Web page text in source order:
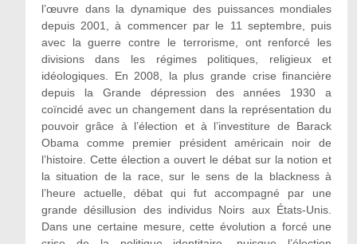
l’œuvre dans la dynamique des puissances mondiales
depuis 2001, à commencer par le 11 septembre, puis
avec la guerre contre le terrorisme, ont renforcé les
divisions dans les régimes politiques, religieux et
idéologiques. En 2008, la plus grande crise financière
depuis la Grande dépression des années 1930 a
coïncidé avec un changement dans la représentation du
pouvoir grâce à l’élection et à l’investiture de Barack
Obama comme premier président américain noir de
l’histoire. Cette élection a ouvert le débat sur la notion et
la situation de la race, sur le sens de la blackness à
l’heure actuelle, débat qui fut accompagné par une
grande désillusion des individus Noirs aux États-Unis.
Dans une certaine mesure, cette évolution a forcé une